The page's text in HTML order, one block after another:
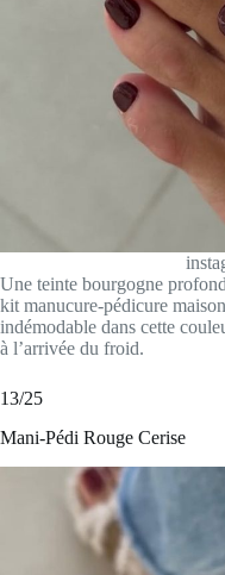
Une teinte bourgogne
kit manucure-pédicure
indémodable dans cette
à l’arrivée du froid.
13/25
Mani-Pédi Rouge Cerise